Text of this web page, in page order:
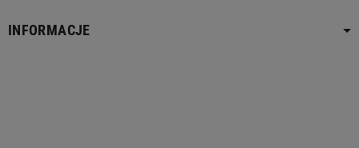
INFORMACJE